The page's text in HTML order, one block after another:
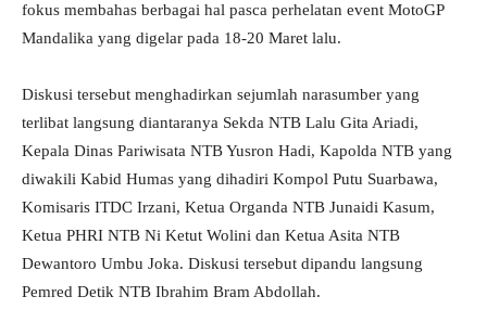
fokus membahas berbagai hal pasca perhelatan event MotoGP
Mandalika yang digelar pada 18-20 Maret lalu.
Diskusi tersebut menghadirkan sejumlah narasumber yang
terlibat langsung diantaranya Sekda NTB Lalu Gita Ariadi,
Kepala Dinas Pariwisata NTB Yusron Hadi, Kapolda NTB yang
diwakili Kabid Humas yang dihadiri Kompol Putu Suarbawa,
Komisaris ITDC Irzani, Ketua Organda NTB Junaidi Kasum,
Ketua PHRI NTB Ni Ketut Wolini dan Ketua Asita NTB
Dewantoro Umbu Joka. Diskusi tersebut dipandu langsung
Pemred Detik NTB Ibrahim Bram Abdollah.